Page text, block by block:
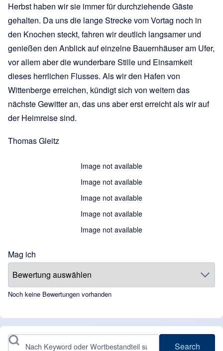
Herbst haben wir sie immer für durchziehende Gäste
gehalten. Da uns die lange Strecke vom Vortag noch in
den Knochen steckt, fahren wir deutlich langsamer und
genießen den Anblick auf einzelne Bauernhäuser am Ufer,
vor allem aber die wunderbare Stille und Einsamkeit
dieses herrlichen Flusses. Als wir den Hafen von
Wittenberge erreichen, kündigt sich von weitem das
nächste Gewitter an, das uns aber erst erreicht als wir auf
der Heimreise sind.
Thomas Gleitz
Image not available
Image not available
Image not available
Image not available
Image not available
Mag ich
Noch keine Bewertungen vorhanden
Search